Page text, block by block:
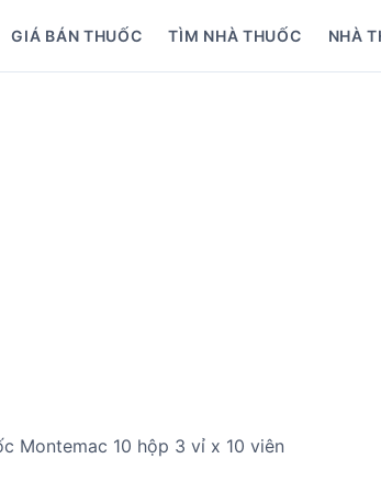
GIÁ BÁN THUỐC TÌM NHÀ THUỐC NHÀ
Montemac 10 hộp 3 vỉ x 10 viên